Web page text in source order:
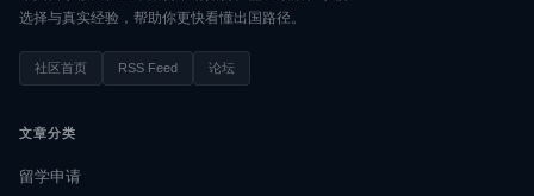
选择与真实经验，帮助你更快看懂出国路径。
社区首页 RSS Feed 论坛
文章分类
留学申请